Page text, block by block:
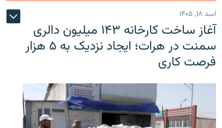
اسد ۱۸, ۱۴۰۵
آغاز ساخت کارخانه ۱۴۳ میلیون دالری
سمنت در هرات؛ ایجاد نزدیک به ۵ هزار
فرصت کاری